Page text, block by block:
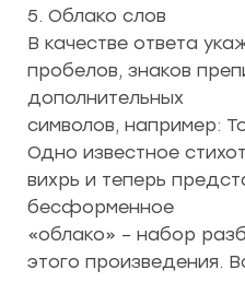
5. Облако слов
В качестве ответа
пробелов, знаков
дополнительных
символов, например:
Одно известное
вихрь и теперь
бесформенное
«облако» – набор
этого произведения.